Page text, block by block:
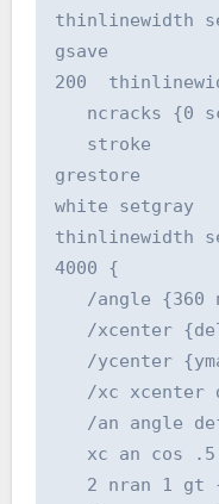
thinlinewidth
gsave
200
ncracks {0
   stroke
grestore
white setgray
thinlinewidth
4000 {
/angle {360
/xcenter
/ycenter
/xc xcenter
/an angle
xc an cos
2 nran 1 gt